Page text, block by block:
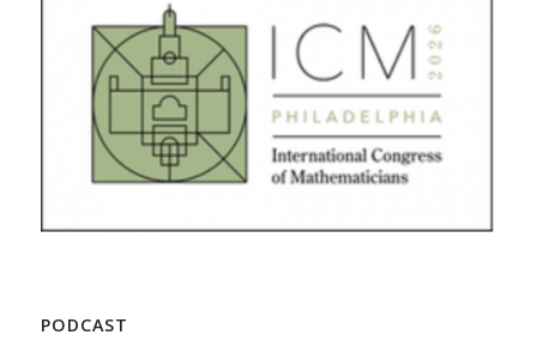
PODCAST